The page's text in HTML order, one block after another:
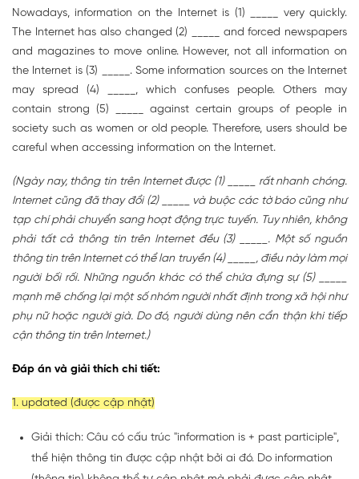
Nowadays, information on the Internet is (1) _____ very quickly.
The Internet has also changed (2) _____ and forced newspapers
and magazines to move online. However, not all information on
the Internet is (3) _____. Some information sources on the Internet
may spread (4) _____, which confuses people. Others may
contain strong (5) _____ against certain groups of people in
society such as women or old people. Therefore, users should be
careful when accessing information on the Internet.
(Ngày nay, thông tin trên Internet được (1) _____ rất nhanh chóng.
Internet cũng đã thay đổi (2) _____ và buộc các tờ báo cũng như
tạp chí phải chuyển sang hoạt động trực tuyến. Tuy nhiên, không
phải tất cả thông tin trên Internet đều (3) _____. Một số nguồn
thông tin trên Internet có thể lan truyền (4) _____, điều này làm mọi
người bối rối. Những nguồn khác có thể chứa đựng sự (5) _____
mạnh mẽ chống lại một số nhóm người nhất định trong xã hội như
phụ nữ hoặc người già. Do đó, người dùng nên cẩn thận khi tiếp
cận thông tin trên Internet.)
Đáp án và giải thích chi tiết:
1. updated (được cập nhật)
Giải thích: Câu có cấu trúc "information is + past participle",
thể hiện thông tin được cập nhật bởi ai đó. Do information